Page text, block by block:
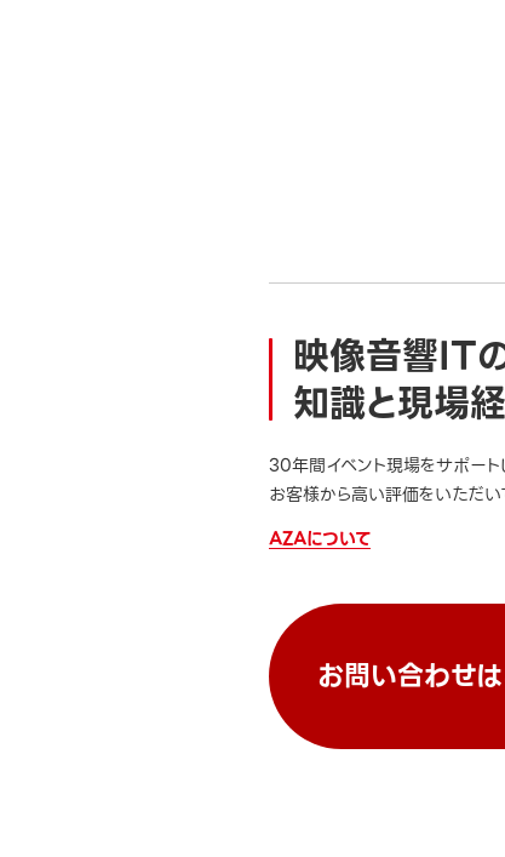
映像音響IT
知識と現場
30年間イベント現場をサポート
お客様から高い評価をいただい
AZAについて
お問い合わせは